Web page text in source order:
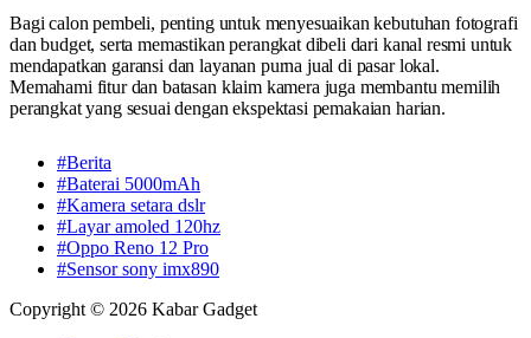
Bagi calon pembeli, penting untuk menyesuaikan kebutuhan fotografi
dan budget, serta memastikan perangkat dibeli dari kanal resmi untuk
mendapatkan garansi dan layanan purna jual di pasar lokal.
Memahami fitur dan batasan klaim kamera juga membantu memilih
perangkat yang sesuai dengan ekspektasi pemakaian harian.
#Berita
#Baterai 5000mAh
#Kamera setara dslr
#Layar amoled 120hz
#Oppo Reno 12 Pro
#Sensor sony imx890
Copyright © 2026 Kabar Gadget